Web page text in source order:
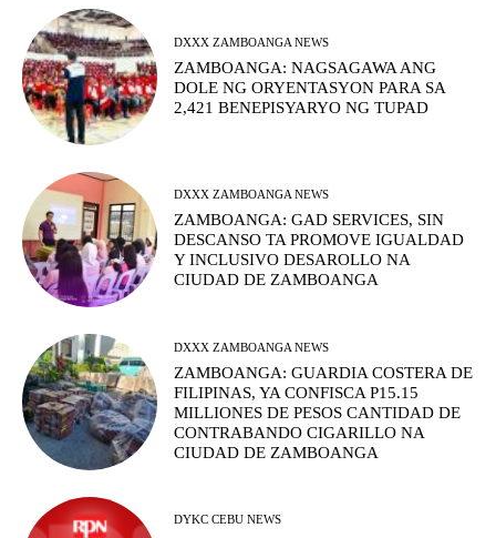
DXXX ZAMBOANGA NEWS
ZAMBOANGA: NAGSAGAWA ANG
DOLE NG ORYENTASYON PARA SA
2,421 BENEPISYARYO NG TUPAD
DXXX ZAMBOANGA NEWS
ZAMBOANGA: GAD SERVICES, SIN
DESCANSO TA PROMOVE IGUALDAD
Y INCLUSIVO DESAROLLO NA
CIUDAD DE ZAMBOANGA
DXXX ZAMBOANGA NEWS
ZAMBOANGA: GUARDIA COSTERA DE
FILIPINAS, YA CONFISCA P15.15
MILLIONES DE PESOS CANTIDAD DE
CONTRABANDO CIGARILLO NA
CIUDAD DE ZAMBOANGA
DYKC CEBU NEWS